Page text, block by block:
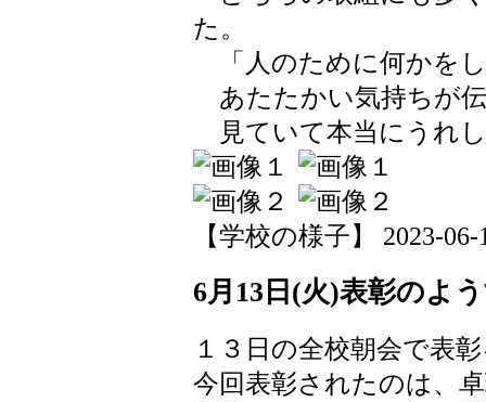
た。
「人のために何かを
あたたかい気持ちが
見ていて本当にうれ
【学校の様子】 2023-
6月13日(火)表彰のよ
１３日の全校朝会で表
今回表彰されたのは、